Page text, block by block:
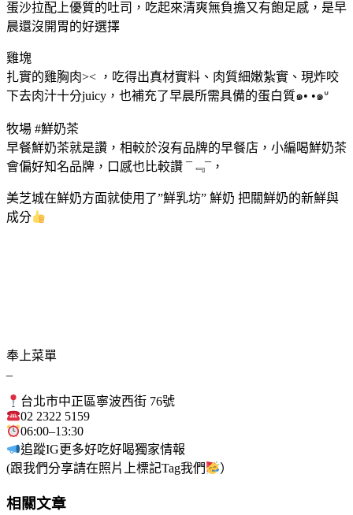
蛋沙拉配上優質的吐司，吃起來清爽無負擔又有飽足感，是早
晨還沒開胃的好選擇
雞塊
扎實的雞胸肉>< ，吃得出真材實料、肉質細嫩紮實、現炸咬
下去肉汁十分juicy，也補充了早晨所需具備的蛋白質๑• •๑ᐡ
牧場 #鮮奶茶
早餐鮮奶茶就是讚，相較於沒有品牌的早餐店，小編喝鮮奶茶
會偏好知名品牌，口感也比較讚 ¯﹃¯，
美芝城在鮮奶方面就使用了”鮮乳坊” 鮮奶 把關鮮奶的新鮮與
成分
奉上菜單
台北市中正區寧波西街 76號
02 2322 5159
06:00–13:30
追蹤IG更多好吃好喝獨家情報
(跟我們分享請在照片上標記Tag我們
）
相關文章